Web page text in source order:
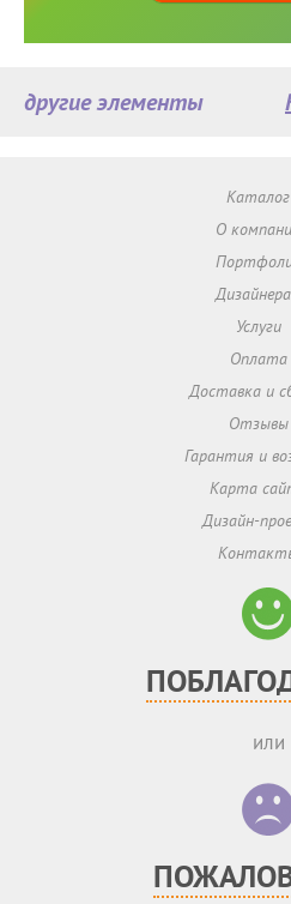
другие элементы
Каталог
О
Услуги
Оплата
Доставка и
Отзывы
Гарантия и
Карта
Дизайн-
или